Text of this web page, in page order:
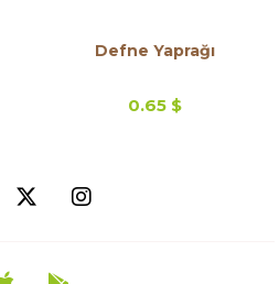
Defne Yaprağı
0.65 $